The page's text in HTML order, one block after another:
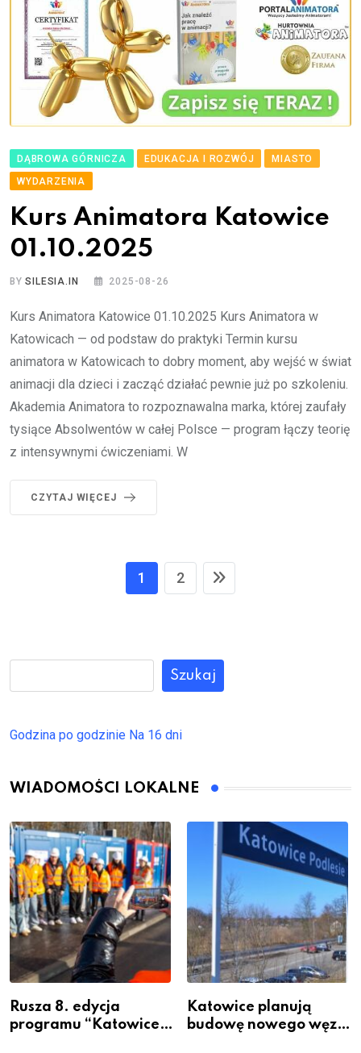
DĄBROWA GÓRNICZA EDUKACJA I ROZWÓJ
MIASTO
WYDARZENIA
Kurs Animatora Katowice
01.10.2025
BYSILESIA.IN 2025-08-26
Kurs Animatora Katowice 01.10.2025 Kurs Animatora w
Katowicach — od podstaw do praktyki Termin kursu
animatora w Katowicach to dobry moment, aby wejść w świat
animacji dla dzieci i zacząć działać pewnie już po szkoleniu.
Akademia Animatora to rozpoznawalna marka, której zaufały
tysiące Absolwentów w całej Polsce — program łączy teorię
z intensywnymi ćwiczeniami. W
CZYTAJ WIĘCEJ
1 2
Szukaj
Godzina po godzinie Na 16 dni
WIADOMOŚCI LOKALNE
Rusza 8. edycja
programu “Katowice
Katowice planują
budowę nowego węzła